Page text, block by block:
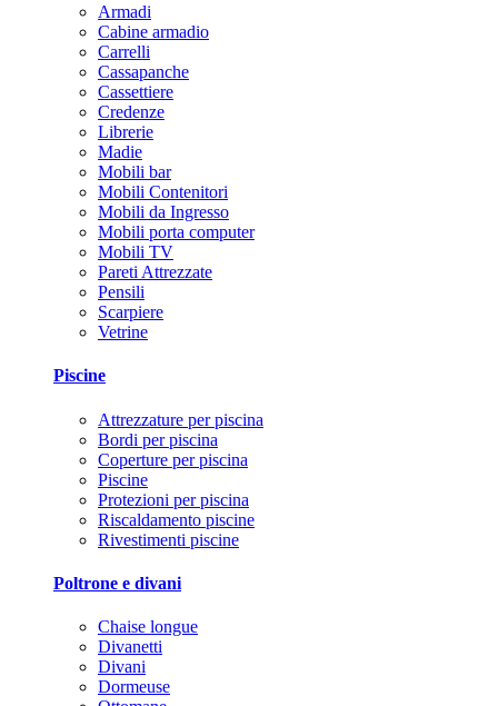
Armadi
Cabine armadio
Carrelli
Cassapanche
Cassettiere
Credenze
Librerie
Madie
Mobili bar
Mobili Contenitori
Mobili da Ingresso
Mobili porta computer
Mobili TV
Pareti Attrezzate
Pensili
Scarpiere
Vetrine
Piscine
Attrezzature per piscina
Bordi per piscina
Coperture per piscina
Piscine
Protezioni per piscina
Riscaldamento piscine
Rivestimenti piscine
Poltrone e divani
Chaise longue
Divanetti
Divani
Dormeuse